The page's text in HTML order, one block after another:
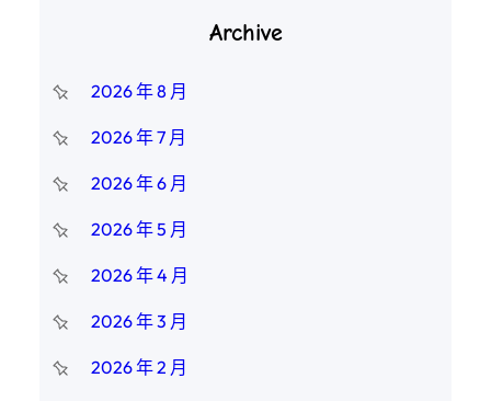
Archive
2026 年 8 月
2026 年 7 月
2026 年 6 月
2026 年 5 月
2026 年 4 月
2026 年 3 月
2026 年 2 月